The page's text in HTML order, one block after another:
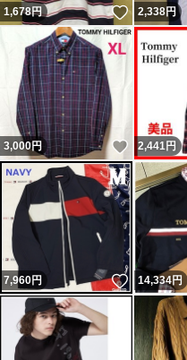
1,678円 いいね！
2,338円
3,000円 いいね！
2,441円
7,960円 いいね！
14,334円